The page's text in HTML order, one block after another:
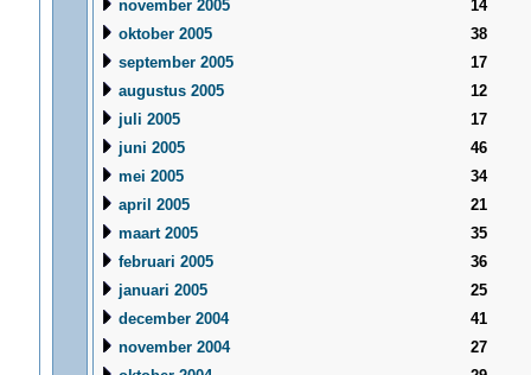
november 2005
14
oktober 2005
38
september 2005
17
augustus 2005
12
juli 2005
17
juni 2005
46
mei 2005
34
april 2005
21
maart 2005
35
februari 2005
36
januari 2005
25
december 2004
41
november 2004
27